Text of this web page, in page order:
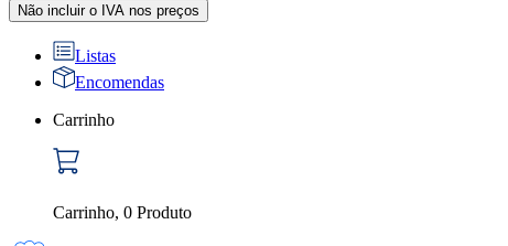
Não incluir o IVA nos preços
Listas
Encomendas
Carrinho
Carrinho, 0 Produto